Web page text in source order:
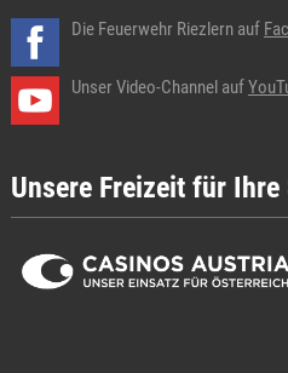
Die Feuerwehr Riezlern auf
Unser Video-Channel auf
Unsere Freizeit für